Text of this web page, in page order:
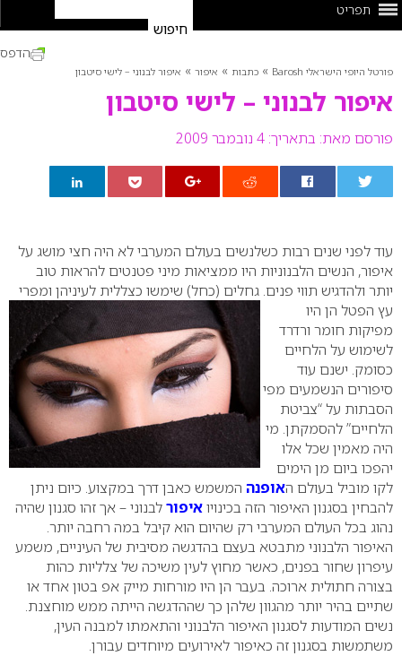
תפריט
פורטל היופי הישראלי Barosh » כתבות » איפור » איפור לבנוני – לישי סיטבון
איפור לבנוני – לישי סיטבון
פורסם מאת: בתאריך: 4 נובמבר 2009
הדפס
עוד לפני שנים רבות כשלנשים בעולם המערבי לא היה חצי מושג על
איפור, הנשים הלבנוניות היו ממציאות מיני פטנטים להראות טוב
יותר ולהדגיש תווי פנים. גחלים (כחל) שימשו כצללית לעיניהן ומפרי
עץ הפטל הן היו
מפיקות חומר ורדרד
לשימוש על הלחיים
כסומק. ישנם עוד
סיפורים הנשמעים מפי
הסבתות על “צביטת
הלחיים” להסמקתן. מי
היה מאמין שכל אלו
יהפכו ביום מן הימים
לקו מוביל בעולם האופנה המשמש כאבן דרך במקצוע. כיום ניתן
להבחין בסגנון האיפור הזה בכינויואיפורלבנוני – אך זהו סגנון שהיה
נהוג בכל העולם המערבי רק שהיום הוא קיבל במה רחבה יותר.
האיפור הלבנוני מתבטא בעצם בהדגשה מסיבית של העיניים, משמע
עיפרון שחור בפנים, כאשר מחוץ לעין משיכה של צלליות כהות
בצורה חתולית ארוכה. בעבר הן היו מורחות מייק אפ בטון אחד או
שתיים בהיר יותר מהגוון שלהן כך שההדגשה הייתה ממש מוחצנת.
נשים המודעות לסגנון האיפור הלבנוני והתאמתו למבנה העין,
משתמשות בסגנון זה כאיפור לאירועים מיוחדים עבורן.